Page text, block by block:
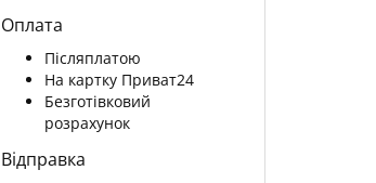
Оплата
Післяплатою
На картку Приват24
Безготівковий
розрахунок
Відправка